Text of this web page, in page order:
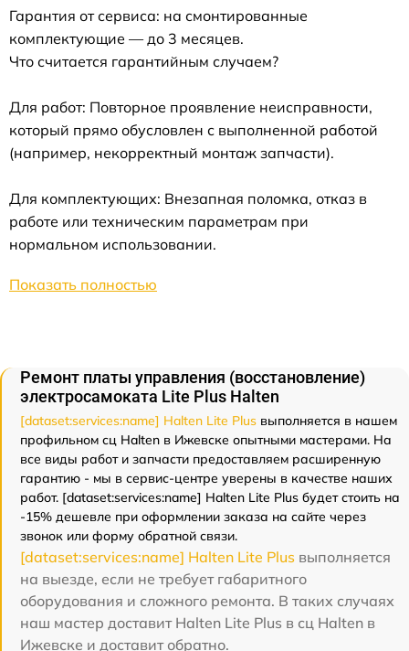
Гарантия от сервиса: на смонтированные
комплектующие — до 3 месяцев.
Что считается гарантийным случаем?
Для работ: Повторное проявление неисправности,
который прямо обусловлен с выполненной работой
(например, некорректный монтаж запчасти).
Для комплектующих: Внезапная поломка, отказ в
работе или техническим параметрам при
нормальном использовании.
Показать полностью
Ремонт платы управления (восстановление)
электросамоката Lite Plus Halten
[dataset:services:name] Halten Lite Plus выполняется в нашем
профильном сц Halten в Ижевске опытными мастерами. На
все виды работ и запчасти предоставляем расширенную
гарантию - мы в сервис-центре уверены в качестве наших
работ. [dataset:services:name] Halten Lite Plus будет стоить на
-15% дешевле при оформлении заказа на сайте через
звонок или форму обратной связи.
[dataset:services:name] Halten Lite Plus выполняется
на выезде, если не требует габаритного
оборудования и сложного ремонта. В таких случаях
наш мастер доставит Halten Lite Plus в сц Halten в
Ижевске и доставит обратно.